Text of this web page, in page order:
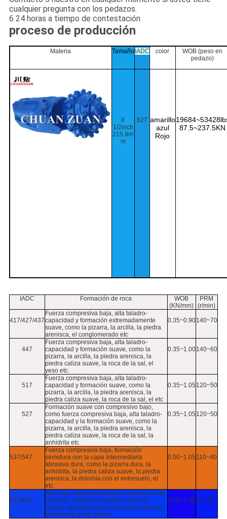
cualquier pregunta con los pedazos.
6 24 horas a tiempo de contestación
proceso de producción
Materia Tamaño IADC color
WOB (peso en
pedazo)
8
1/2inch
215.9m
m
627 amarillo
azul
Rojo
87.5~237.5KN
IADC Formación de roca
WOB
(KN/mm)
PRM
(r/min)
417/427/437
Fuerza compresiva baja, alta taladro-
capacidad y formación extremadamente
suave, como la pizarra, la arcilla, la piedra
arenisca, el conglomerado etc
0.35~0.90140~70
447
Fuerza compresiva baja, alta taladro-
capacidad y formación suave, como la
pizarra, la arcilla, la piedra arenisca, la
piedra caliza suave, la roca de la sal, el
yeso etc.
0.35~1.00140~60
517
Fuerza compresiva baja, alta taladro-
capacidad y formación suave, como la
pizarra, la arcilla, la piedra arenisca, la
piedra caliza suave, la roca de la sal, el etc
0.35~1.05 120~50
527
Formación suave con compresivo bajo,
como fuerza compresiva baja, alta taladro-
capacidad y la formación suave, como la
pizarra, la arcilla, la piedra arenisca, la
piedra caliza suave, la roca de la sal, la
anhidrita etc.
0.35~1.05 120~50
537/547
Fuerza compresiva baja, formación
semidura con la capa intermediaria
abrasiva dura, como la pizarra dura, la
anhidrita, la piedra caliza suave, la piedra
arenisca, la dolomía con el entresuelo, el
etc.
0.50~1.05 110~40
617/627
Alta capa intermediaria dura compresiva de
la fuerza, semidura y gruesa, como la
pizarra, la piedra caliza, la piedra arenisca,
la dolomía, el etc. duros.
0.50~1.0580~40